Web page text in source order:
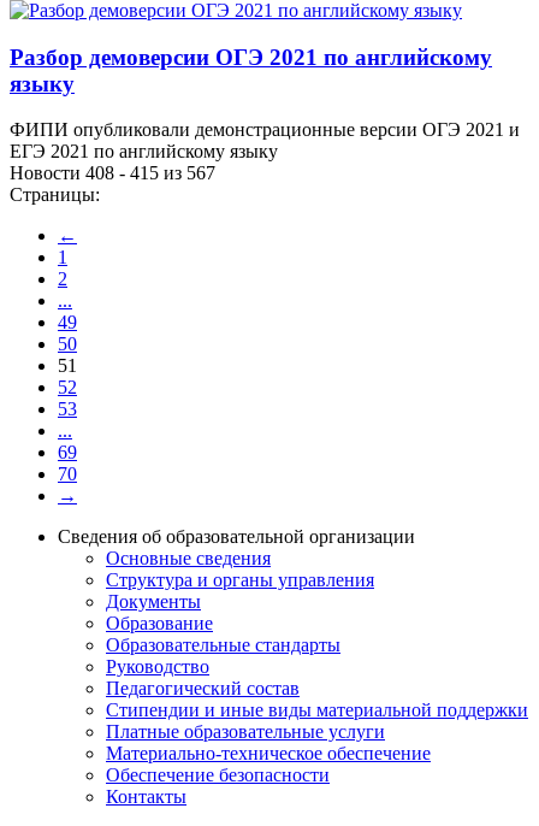
Разбор демоверсии ОГЭ 2021 по английскому
языку
ФИПИ опубликовали демонстрационные версии ОГЭ 2021 и
ЕГЭ 2021 по английскому языку
Новости 408 - 415 из 567
Страницы:
←
1
2
...
49
50
51
52
53
...
69
70
→
Сведения об образовательной организации
Основные сведения
Структура и органы управления
Документы
Образование
Образовательные стандарты
Руководство
Педагогический состав
Стипендии и иные виды материальной поддержки
Платные образовательные услуги
Материально-техническое обеспечение
Обеспечение безопасности
Контакты